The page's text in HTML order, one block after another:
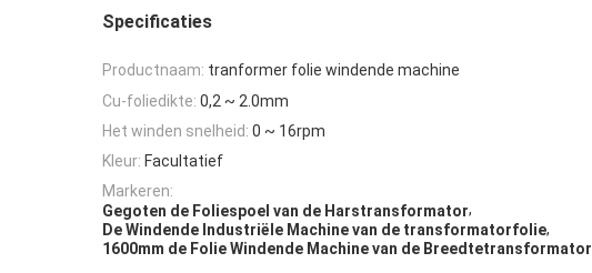
Specificaties
Productnaam: tranformer folie windende machine
Cu-foliedikte: 0,2 ~ 2.0mm
Het winden snelheid: 0 ~ 16rpm
Kleur: Facultatief
Markeren:
Gegoten de Foliespoel van de Harstransformator,
De Windende Industriële Machine van de transformatorfolie,
1600mm de Folie Windende Machine van de Breedtetransformator